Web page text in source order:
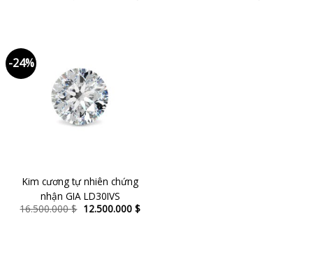
price
-24%
Kim cương tự nhiên chứng
nhận GIA LD30IVS
16.500.000$ Original
12.500.000 $Current